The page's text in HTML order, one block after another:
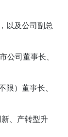
以及公司副总
公司董事长、
）董事长、
、产转型升